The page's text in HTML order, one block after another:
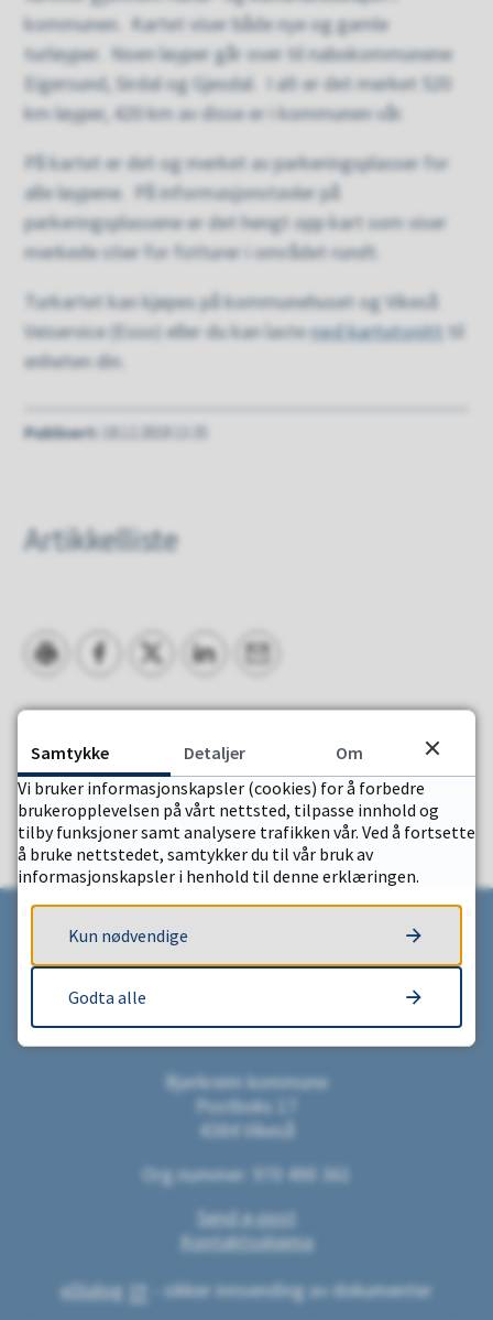
kommunen. Kartet viser både nye og gamle
turløyper. Noen løyper går over til nabokommunene
Eigersund, Sirdal og Gjesdal. I alt er det merket 520
km løyper, 420 km av disse er i kommunen vår.
På kartet er det og merket av parkeringsplasser for
alle løypene. På informasjonstavler på
parkeringsplassene er det hengt opp kart som viser
merkede stier for fotturer i området rundt.
Turkartet kan kjøpes på kommunehuset og Vikeså
Veiservice (Esso) eller du kan lastened kartutsnitt til
enheten din.
Publisert 18.12.2018 13.35
Artikkelliste
Fant du det du lette etter?
JA NEI
Bjerkreim kommune
Postboks 17
4384 Vikeså
Org.nummer: 970 490 361
Send e-post
Kontaktsskjema
eDialog
- sikker innsending av dokumenter
Samtykke Detaljer
Om
Vi bruker informasjonskapsler (cookies) for å forbedre
brukeropplevelsen på vårt nettsted, tilpasse innhold og
tilby funksjoner samt analysere trafikken vår. Ved å fortsette
å bruke nettstedet, samtykker du til vår bruk av
informasjonskapsler i henhold til denne erklæringen.
Kun nødvendige
Godta alle